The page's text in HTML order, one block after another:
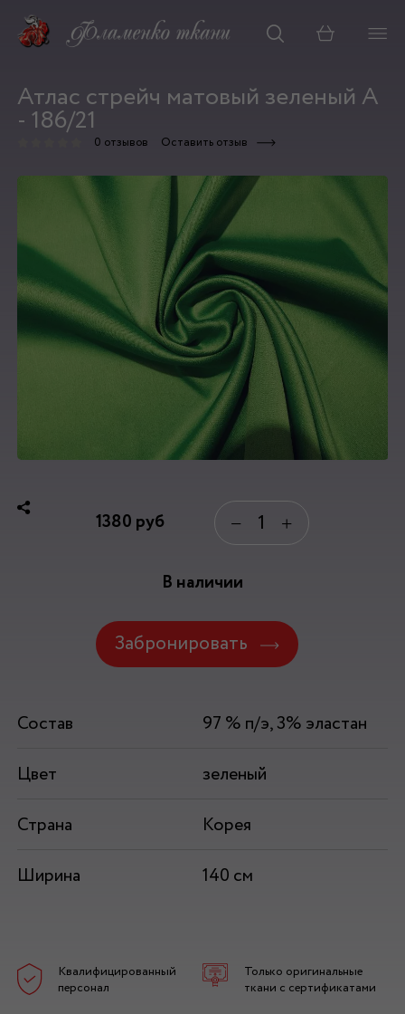
Корзина
Атлас стрейч матовый зеленый А
- 186/21
0 отзывов Оставить отзыв
1380 руб − +
В наличии
Забронировать
Состав
97 % п/э, 3% эластан
Цвет
зеленый
Страна
Корея
Ширина
140 см
Квалифицированный
персонал
Только оригинальные
ткани с сертификатами